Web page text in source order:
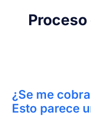
¿Se me
Esto parece